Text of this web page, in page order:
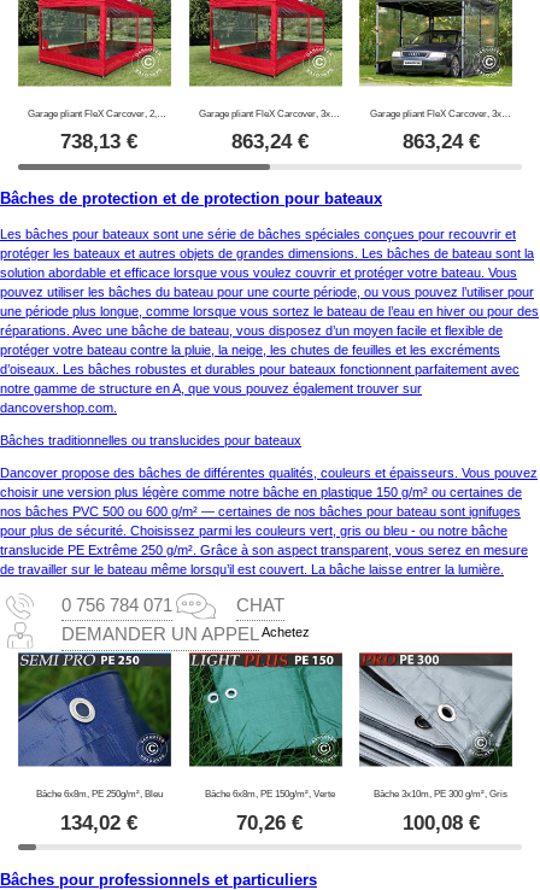
738,13 € 863,24€
Garage pliant FleX Carcover, 3x6m, Noir
863,24€
Bâches de protection et de protection pour bateaux
Les bâches pour bateaux sont une série de bâches spéciales conçues pour recouvrir et
protéger les bateaux et autres objets de grandes dimensions. Les bâches de bateau sont la
solution abordable et efficace lorsque vous voulez couvrir et protéger votre bateau. Vous
pouvez utiliser les bâches du bateau pour une courte période, ou vous pouvez l’utiliser pour
une période plus longue, comme lorsque vous sortez le bateau de l’eau en hiver ou pour des
réparations. Avec une bâche de bateau, vous disposez d’un moyen facile et flexible de
protéger votre bateau contre la pluie, la neige, les chutes de feuilles et les excréments
d’oiseaux. Les bâches robustes et durables pour bateaux fonctionnent parfaitement avec
notre gamme de structure en A, que vous pouvez également trouver sur
dancovershop.com.
Bâches traditionnelles ou translucides pour bateaux
Dancover propose des bâches de différentes qualités, couleurs et épaisseurs. Vous pouvez
choisir une version plus légère comme notre bâche en plastique 150 g/m² ou certaines de
nos bâches PVC 500 ou 600 g/m² — certaines de nos bâches pour bateau sont ignifuges
pour plus de sécurité. Choisissez parmi les couleurs vert, gris ou bleu - ou notre bâche
translucide PE Extrême 250 g/m². Grâce à son aspect transparent, vous serez en mesure
de travailler sur le bateau même lorsqu’il est couvert. La bâche laisse entrer la lumière.
0 756 784 071
CHAT
DEMANDER UN APPELAchetez
Bâche 6x8m, PE 250g/m², Bleu
134,02 €
Bâche 6x8m, PE 150g/m², Verte
70,26 €
Bâche 3x10m, PE 300 g/m², Gris
100,08€
Bâches pour professionnels et particuliers